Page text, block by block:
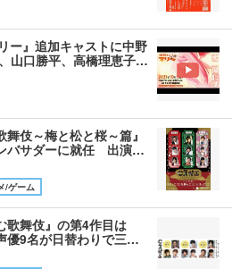
ー』追加キャストに中野
山口勝平、高橋理恵子…
伎～梅と松と桜～篇』
バサダーに就任 出演…
/ゲーム
歌舞伎』の第4作目は
優9名が日替わりで三…